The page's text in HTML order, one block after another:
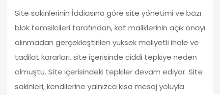
Site sakinlerinin İddiasına göre site yönetimi ve bazı
blok temsilcileri tarafından, kat maliklerinin açık onayı
alınmadan gerçekleştirilen yüksek maliyetli ihale ve
tadilat kararları, site içerisinde ciddi tepkiye neden
olmuştu. Site içerisindeki tepkiler devam ediyor. Site
sakinleri, kendilerine yalnızca kısa mesaj yoluyla